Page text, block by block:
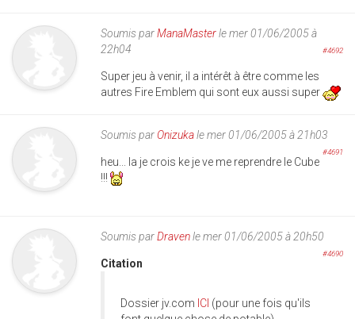
Soumis parManaMasterle mer 01/06/2005 à
22h04
#4692
Super jeu à venir, il a intérêt à être comme les
autres Fire Emblem qui sont eux aussi super
Soumis parOnizukale mer 01/06/2005 à 21h03
#4691
heu... la je crois ke je ve me reprendre le Cube
!!!
Soumis parDravenle mer 01/06/2005 à 20h50
#4690
Citation
Dossier jv.com ICI (pour une fois qu'ils